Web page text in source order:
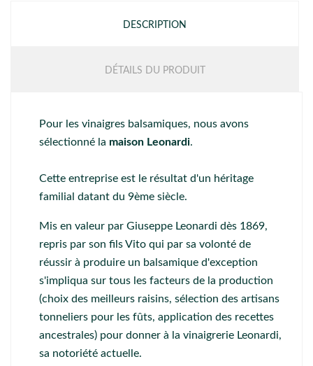
DESCRIPTION
DÉTAILS DU PRODUIT
Pour les vinaigres balsamiques, nous avons
sélectionné la maison Leonardi.
Cette entreprise est le résultat d'un héritage
familial datant du 9ème siècle.
Mis en valeur par Giuseppe Leonardi dès 1869,
repris par son fils Vito qui par sa volonté de
réussir à produire un balsamique d'exception
s'impliqua sur tous les facteurs de la production
(choix des meilleurs raisins, sélection des artisans
tonneliers pour les fûts, application des recettes
ancestrales) pour donner à la vinaigrerie Leonardi,
sa notoriété actuelle.